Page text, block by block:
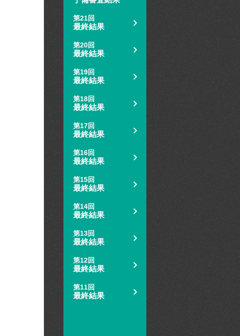
第21回
最終結果
第20回
最終結果
第19回
最終結果
第18回
最終結果
第17回
最終結果
第16回
最終結果
第15回
最終結果
第14回
最終結果
第13回
最終結果
第12回
最終結果
第11回
最終結果